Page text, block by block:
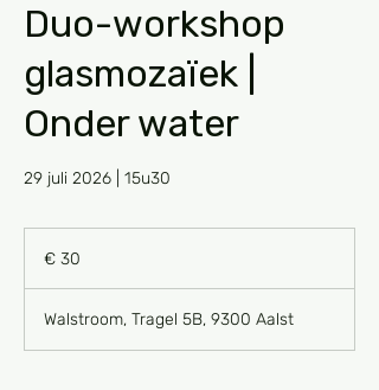
Duo-workshop
glasmozaïek |
Onder water
29 juli 2026 | 15u30
€ 30
Walstroom, Tragel 5B, 9300 Aalst